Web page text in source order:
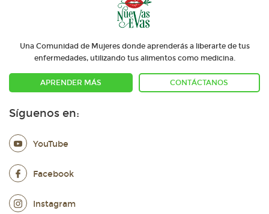
Una Comunidad de Mujeres donde aprenderás a liberarte de tus
enfermedades, utilizando tus alimentos como medicina.
APRENDER MÁS CONTÁCTANOS
Síguenos en:
YouTube
Facebook
Instagram